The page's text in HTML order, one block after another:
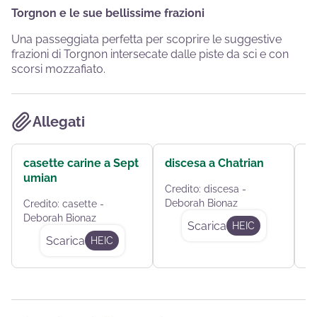
Torgnon e le sue bellissime frazioni
Una passeggiata perfetta per scoprire le suggestive
frazioni di Torgnon intersecate dalle piste da sci e con
scorsi mozzafiato.
Allegati
casette carine a Sept
umian
Credito: casette -
Deborah Bionaz
Scarica HEIC
discesa a Chatrian
Credito: discesa -
Deborah Bionaz
Scarica HEIC